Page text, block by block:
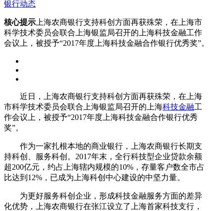
银行动态
核心提示 上海农商银行支持科创方面再获殊荣，在上海市
科学技术委员会联合上海银监局召开的上海科技金融工作
会议上，被授予“2017年度上海科技金融合作银行优秀奖”。
近日，上海农商银行支持科创方面再获殊荣，在上海
市科学技术委员会联合上海银监局召开的上海科技金融工
作会议上，被授予“2017年度上海科技金融合作银行优秀
奖”。
作为一家扎根本地的商业银行，上海农商银行长期支
持科创、服务科创。2017年末，全行科技型企业贷款余额
超200亿元，约占上海辖内规模的10%，存量客户数全市占
比达到12%，已成为上海科创中心建设的中坚力量。
为更好服务科创企业，形成科技金融服务方面的差异
化优势，上海农商银行在张江设立了上海首家科技支行，